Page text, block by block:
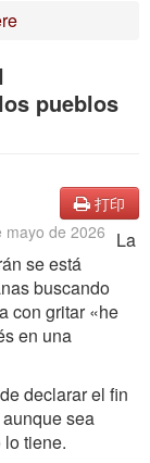
pueblos
打印
de 2026 La
se está
buscando
con gritar «he
en una
declarar el fin
sea
tiene.